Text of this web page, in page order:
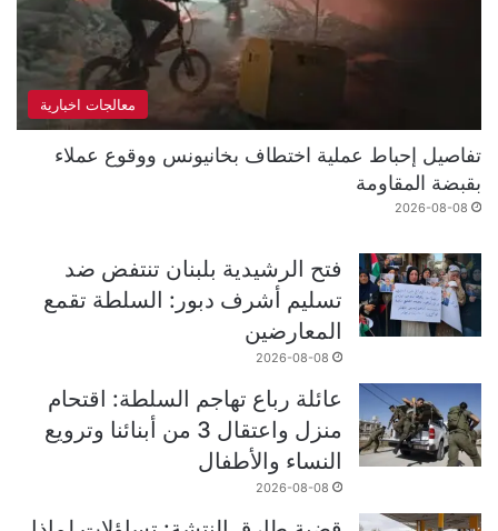
معالجات اخبارية
تفاصيل إحباط عملية اختطاف بخانيونس ووقوع عملاء
بقبضة المقاومة
2026-08-08
فتح الرشيدية بلبنان تنتفض ضد
تسليم أشرف دبور: السلطة تقمع
المعارضين
2026-08-08
عائلة رباع تهاجم السلطة: اقتحام
منزل واعتقال 3 من أبنائنا وترويع
النساء والأطفال
2026-08-08